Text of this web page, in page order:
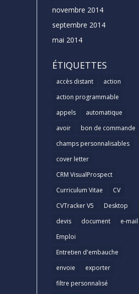
novembre 2014
septembre 2014
mai 2014
ÉTIQUETTES
accès distant
action
action programmable
appels
automatique
avoir
bon de commande
champs personnalisables
cover letter
CRM VisualProspect
Curriculum Vitae
CV
CVTracker V5
Desktop
devis
document
e-mail
Emploi
Entretien d'embauche
envoie
exporter
filtre personnalisé